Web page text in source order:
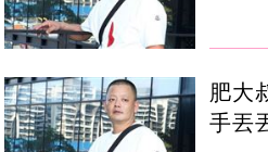
肥大
手丟